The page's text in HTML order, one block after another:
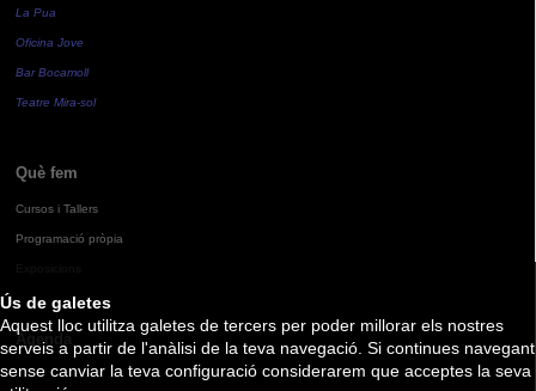
Ús de galetes
Aquest lloc utilitza galetes de tercers per poder millorar els nostres
serveis a partir de l'anàlisi de la teva navegació. Si continues navegant
sense canviar la teva configuració considerarem que acceptes la seva
La Pua
Oficina Jove
Bar Bocamoll
Teatre Mira-sol
Què fem
Cursos i Tallers
Programació pròpia
Agenda